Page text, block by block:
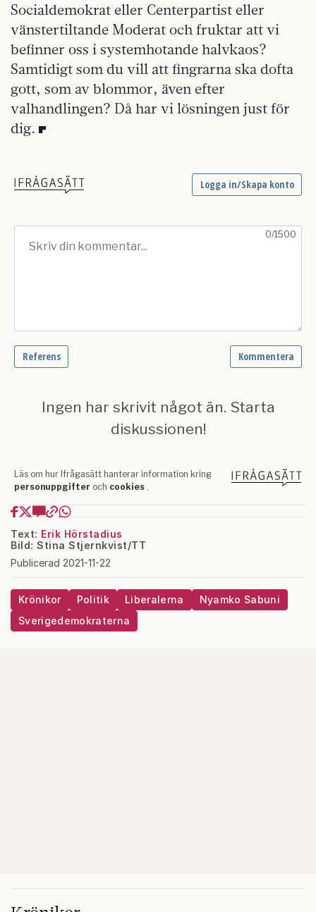
Socialdemokrat eller Centerpartist eller
vänstertiltande Moderat och fruktar att vi
befinner oss i systemhotande halvkaos?
Samtidigt som du vill att fingrarna ska dofta
gott, som av blommor, även efter
valhandlingen? Då har vi lösningen just för
dig.
Text: Erik Hörstadius
Bild: Stina Stjernkvist/TT
Publicerad 2021-11-22
Krönikor Politik Liberalerna
Nyamko Sabuni
Sverigedemokraterna